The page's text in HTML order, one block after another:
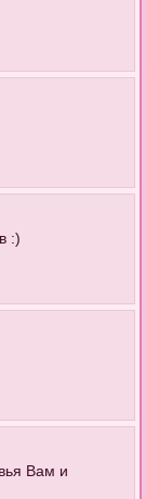
:)
Вам и